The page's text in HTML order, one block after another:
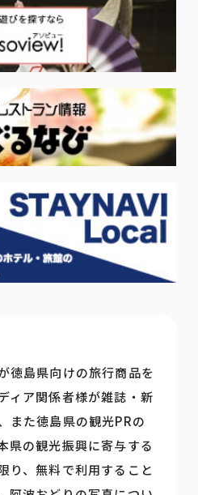
徳島県向けの旅行商品を
ィア関係者様が雑誌・新
また徳島県の観光PRの
県の観光振興に寄与する
り、無料で利用すること